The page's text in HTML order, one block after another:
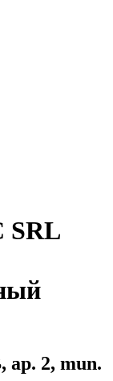
SRL
ap. 2, mun.